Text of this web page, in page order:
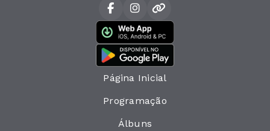
Página Inicial
Programação
Álbuns